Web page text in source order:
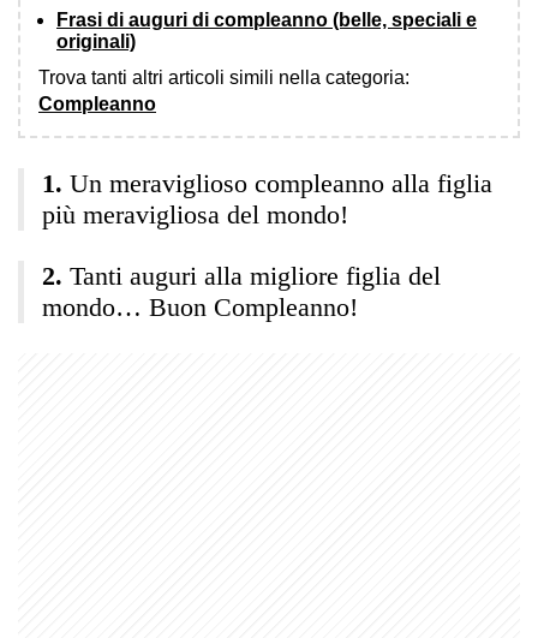
Frasi di auguri di compleanno (belle, speciali e
originali)
Trova tanti altri articoli simili nella categoria:
Compleanno
Un meraviglioso compleanno alla figlia
più meravigliosa del mondo!
Tanti auguri alla migliore figlia del
mondo… Buon Compleanno!